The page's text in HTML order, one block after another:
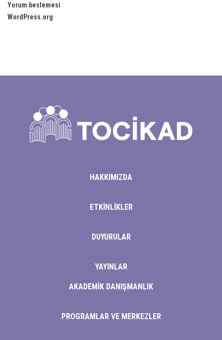
Yorum beslemesi
WordPress.org
HAKKIMIZDA
ETKİNLİKLER
DUYURULAR
YAYINLAR
AKADEMİK DANIŞMANLIK
PROGRAMLAR VE MERKEZLER